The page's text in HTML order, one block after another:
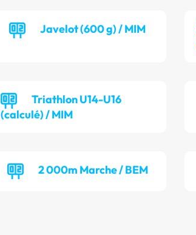
Javelot (600 g) / MIM
Triathlon U14-U16
(calculé) / MIM
2 000m Marche / BEM